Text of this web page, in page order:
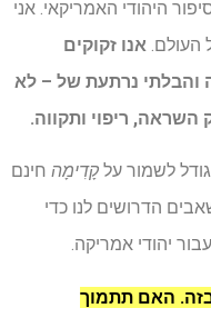
היהודי האמריקאי. אני
העולם. אנו זקוקים
והבלתי נרתעת של – לא
ריפוי ותקווה.
לשמור על קָדִימָה חינם
הדרושים לנו כדי
יהודי אמריקה.
האם תתמוך